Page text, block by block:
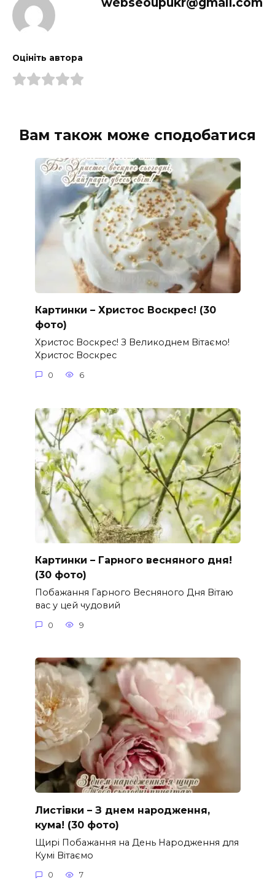
Оцініть автора
Вам також може сподобатися
Картинки – Христос Воскрес! (30
фото)
Христос Воскрес! З Великоднем Вітаємо!
Христос Воскрес
0 6
Картинки – Гарного весняного дня!
(30 фото)
Побажання Гарного Весняного Дня Вітаю
вас у цей чудовий
0 9
Листівки – З днем народження,
кума! (30 фото)
Щирі Побажання на День Народження для
Кумі Вітаємо
0 7